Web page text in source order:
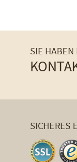
SIE HABEN
SICHERES